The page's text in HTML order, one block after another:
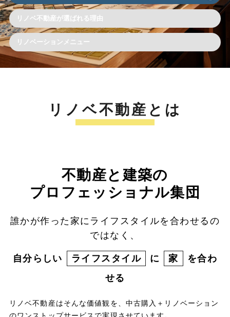
リノベ不動産が選ばれる理由
リノベーションメニュー
リノベ不動産とは
不動産と建築の
プロフェッショナル集団
誰かが作った家にライフスタイルを合わせるの
ではなく、
自分らしい ライフスタイル に 家
を合わ
せる
リノベ不動産はそんな価値観を、中古購入＋リノベーション